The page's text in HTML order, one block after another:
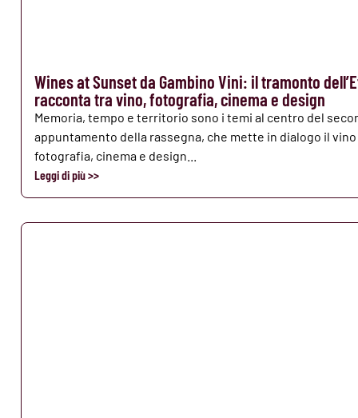
Wines at Sunset da Gambino Vini: il tramonto
racconta tra vino, fotografia, cinema e design
Memoria, tempo e territorio sono i temi al centro del
appuntamento della rassegna, che mette in dialogo il
fotografia, cinema e design...
Leggi di più >>